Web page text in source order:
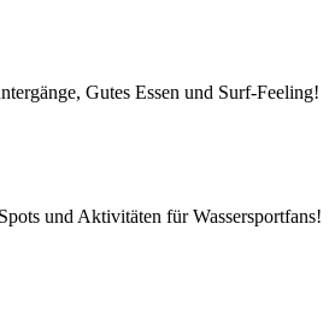
Gutes Essen und Surf-Feeling!
und Aktivitäten für Wassersportfans!